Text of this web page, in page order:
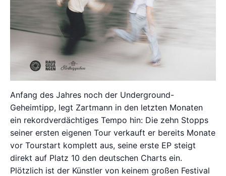
Anfang des Jahres noch der Underground-
Geheimtipp, legt Zartmann in den letzten Monaten
ein rekordverdächtiges Tempo hin: Die zehn Stopps
seiner ersten eigenen Tour verkauft er bereits Monate
vor Tourstart komplett aus, seine erste EP steigt
direkt auf Platz 10 den deutschen Charts ein.
Plötzlich ist der Künstler von keinem großen Festival